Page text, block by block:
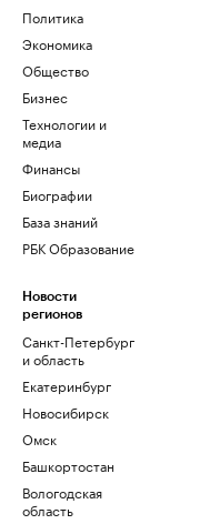
Политика
Экономика
Общество
Бизнес
Технологии и
медиа
Финансы
Биографии
База знаний
РБК Образование
Новости
регионов
Санкт-Петербург
и область
Екатеринбург
Новосибирск
Омск
Башкортостан
Вологодская
область